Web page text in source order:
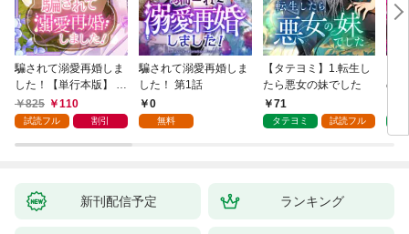
騙されて溺愛再婚しま
した！【単行本版】 1
巻825 110
試読フル 割引
騙されて溺愛再婚しま
した！ 第1話
0
無料
【タテヨミ】1.転生し
たら悪女の妹でした
71
タテヨミ 試読フル
の
新刊配信予定 ランキング